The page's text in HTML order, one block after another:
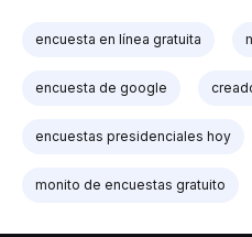
encuesta en línea gratuita
encuesta de google
encuestas presidenciales hoy
monito de encuestas gratuito